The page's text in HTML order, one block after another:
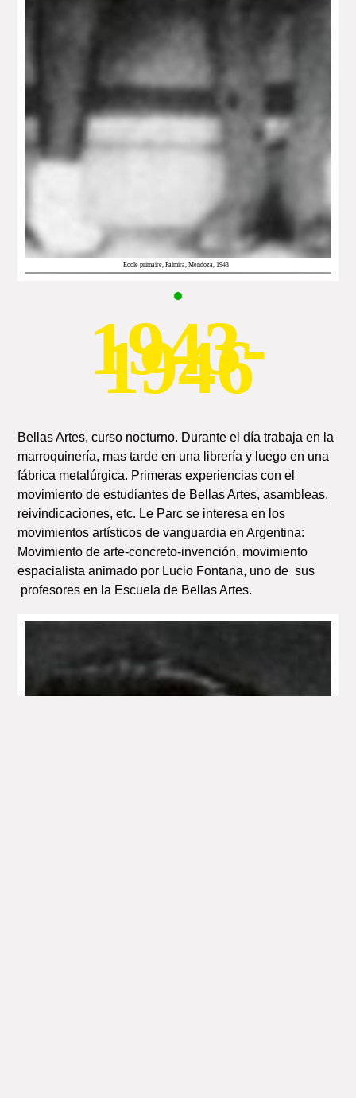
Ecole primaire, Palmira, Mendoza, 1943
1943-
1946
Bellas Artes, curso nocturno. Durante el día trabaja en la
marroquinería, mas tarde en una librería y luego en una
fábrica metalúrgica. Primeras experiencias con el
movimiento de estudiantes de Bellas Artes, asambleas,
reivindicaciones, etc. Le Parc se interesa en los
movimientos artísticos de vanguardia en Argentina:
Movimiento de arte-concreto-invención, movimiento
espacialista animado por Lucio Fontana, uno de sus
profesores en la Escuela de Bellas Artes.